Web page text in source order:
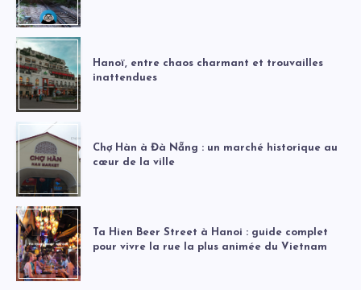
Hanoï, entre chaos charmant et trouvailles
inattendues
Chợ Hàn à Đà Nẵng : un marché historique au
cœur de la ville
Ta Hien Beer Street à Hanoi : guide complet
pour vivre la rue la plus animée du Vietnam